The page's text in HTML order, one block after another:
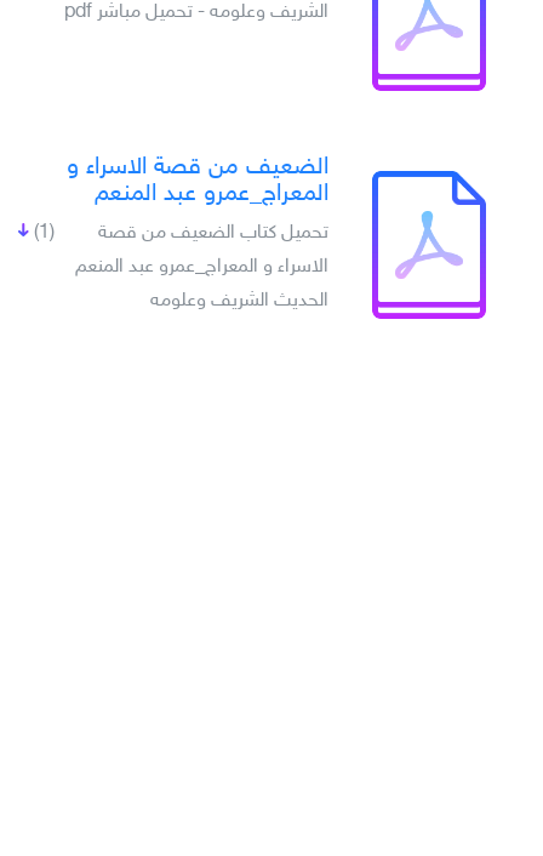
الشريف وعلومه - تحميل مباشر pdf
الضعيف من قصة الاسراء و
المعراج_عمرو عبد المنعم
(1)
تحميل كتاب الضعيف من قصة
الاسراء و المعراج_عمرو عبد المنعم
الحديث الشريف وعلومه